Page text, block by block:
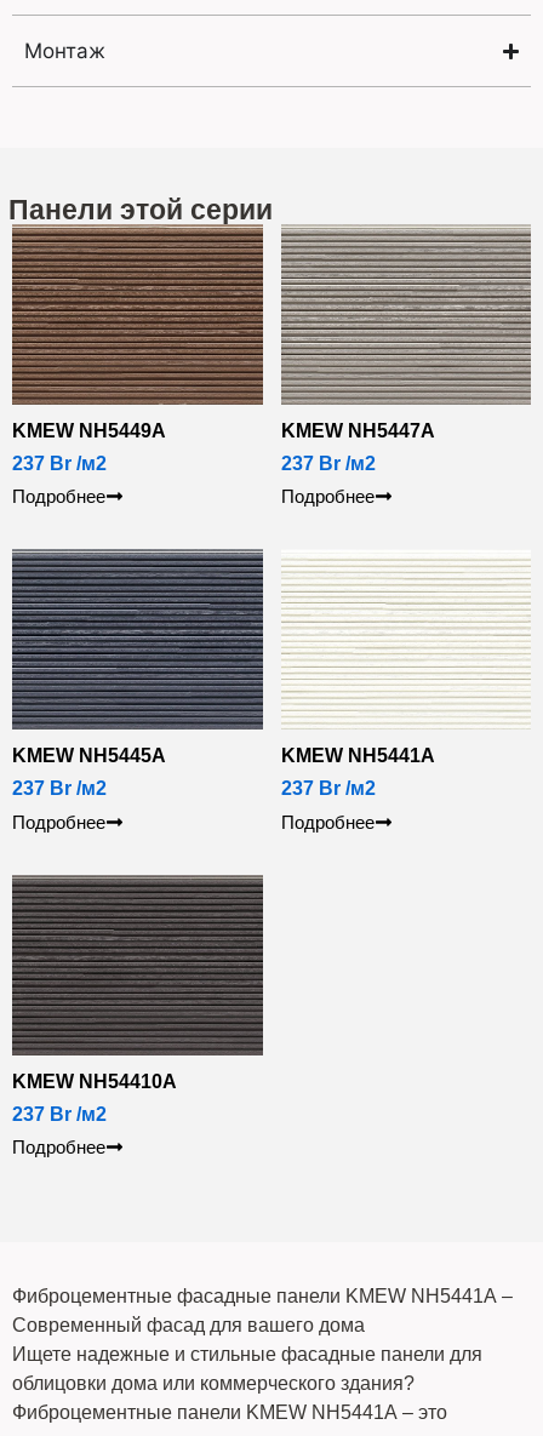
Монтаж
Панели этой серии
KMEW NH5449А
237 Br /м2
Подробнее
KMEW NH5447А
237 Br/м2
Подробнее
KMEW NH5445А
237 Br /м2
Подробнее
KMEW NH5441А
237 Br/м2
Подробнее
KMEW NH54410А
237 Br /м2
Подробнее
Фиброцементные фасадные панели KMEW NH5441А –
Современный фасад для вашего дома
Ищете надежные и стильные фасадные панели для
облицовки дома или коммерческого здания?
Фиброцементные панели KMEW NH5441А – это